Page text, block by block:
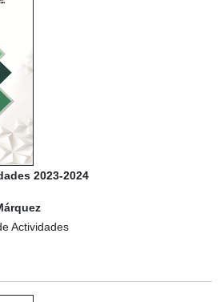
2023-2024
Actividades